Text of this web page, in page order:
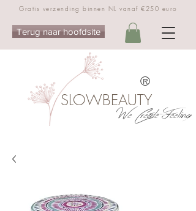
Gratis verzending binnen NL vanaf €250 euro
Terug naar hoofdsite
SLOWBEAUTY
®
We Create Feeling